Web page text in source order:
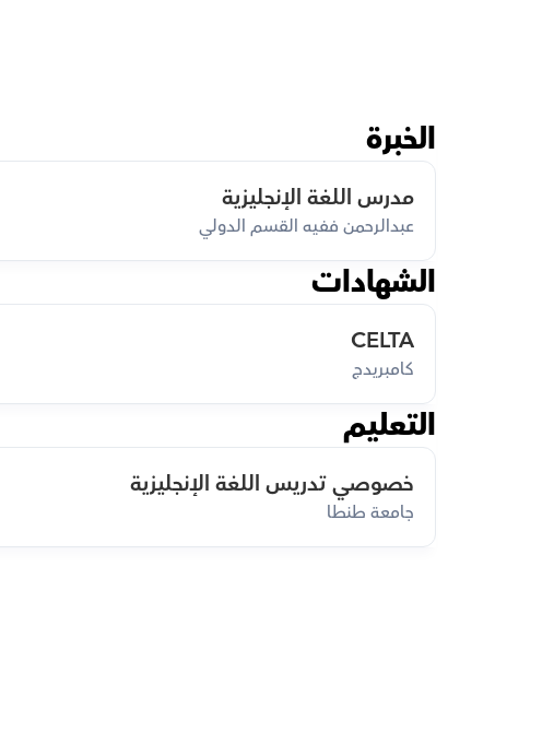
الخبرة
مدرس اللغة الإنجليزية
عبدالرحمن ففيه القسم الدولي
الشهادات
CELTA
كامبريدج
التعليم
خصوصي تدريس اللغة الإنجليزية
جامعة طنطا